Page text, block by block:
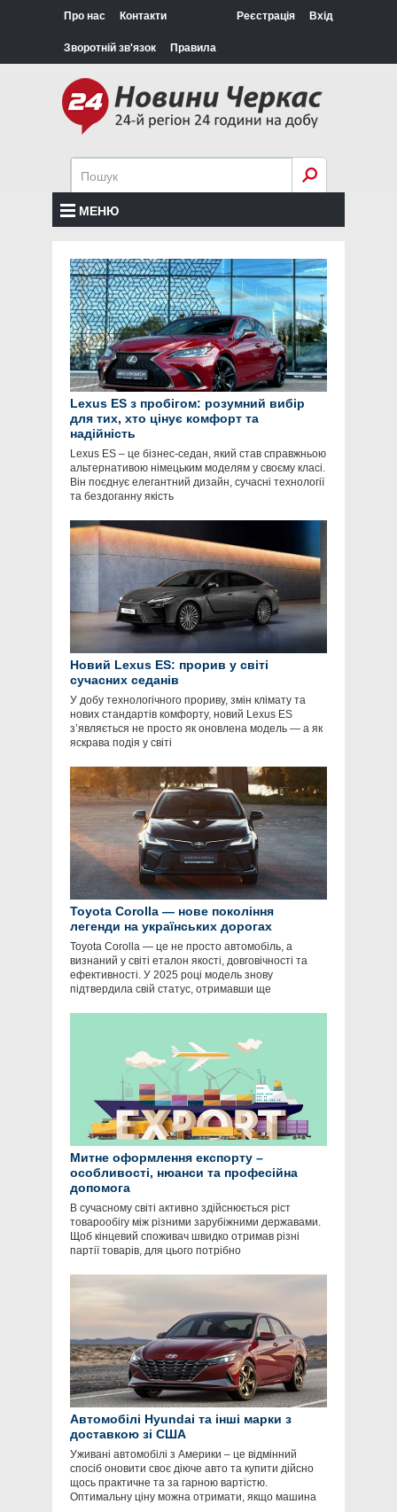
Про нас Контакти
Зворотній зв'язок Правила
Реєстрація Вхід
МЕНЮ
Lexus ES з пробігом: розумний вибір
для тих, хто цінує комфорт та
надійність
Lexus ES – це бізнес-седан, який став справжньою
альтернативою німецьким моделям у своєму класі.
Він поєднує елегантний дизайн, сучасні технології
та бездоганну якість
Новий Lexus ES: прорив у світі
сучасних седанів
У добу технологічного прориву, змін клімату та
нових стандартів комфорту, новий Lexus ES
з’являється не просто як оновлена модель — а як
яскрава подія у світі
Toyota Corolla — нове покоління
легенди на українських дорогах
Toyota Corolla — це не просто автомобіль, а
визнаний у світі еталон якості, довговічності та
ефективності. У 2025 році модель знову
підтвердила свій статус, отримавши ще
Митне оформлення експорту –
особливості, нюанси та професійна
допомога
В сучасному світі активно здійснюється ріст
товарообігу між різними зарубіжними державами.
Щоб кінцевий споживач швидко отримав різні
партії товарів, для цього потрібно
Автомобілі Hyundai та інші марки з
доставкою зі США
Уживані автомобілі з Америки – це відмінний
спосіб оновити своє діюче авто та купити дійсно
щось практичне та за гарною вартістю.
Оптимальну ціну можна отримати, якщо машина